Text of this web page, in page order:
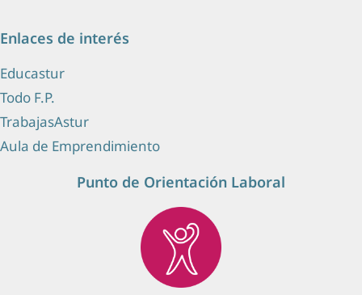
Enlaces de interés
Educastur
Todo F.P.
TrabajasAstur
Aula de Emprendimiento
Punto de Orientación Laboral